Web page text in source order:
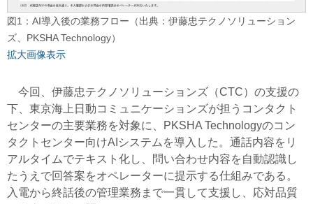
図1：AI導入後の業務フロー（出典：伊藤忠テクノソリューション
ズ、PKSHA Technology）
拡大画像表示
今回、伊藤忠テクノソリューションズ（CTC）の支援の
下、東京海上日動コミュニケーションズが担うコンタクト
センターの主要業務を対象に、PKSHA Technologyのコン
タクトセンター向けAIシステムを導入した。通話内容をリ
アルタイムでテキスト化し、問い合わせ内容を自動認識し
たうえで回答案をオペレーターに提示する仕組みである。
入電から終話後の管理業務まで一貫して支援し、応対品質